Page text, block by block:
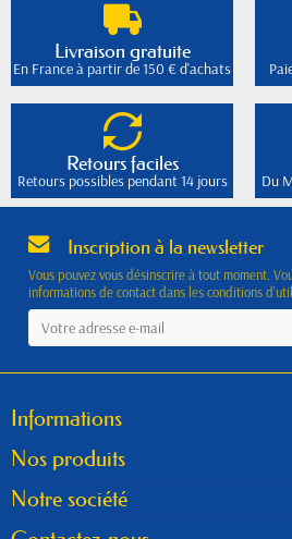
Livraison gratuite
En France à partir de 150 € d'achats
Retours faciles
Retours possibles pendant 14 jours Du
Inscription à la newsletter
Vous pouvez vous désinscrire à tout moment.
informations de contact dans les conditions
Informations
Nos produits
Notre société